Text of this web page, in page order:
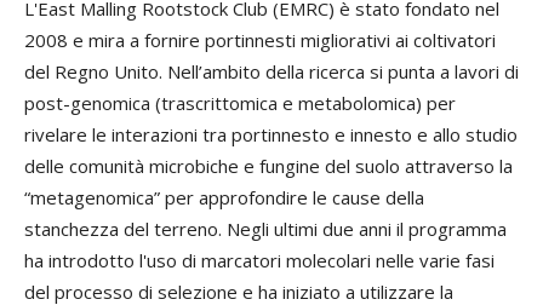
L'East Malling Rootstock Club (EMRC) è stato fondato nel
2008 e mira a fornire portinnesti migliorativi ai coltivatori
del Regno Unito. Nell’ambito della ricerca si punta a lavori di
post-genomica (trascrittomica e metabolomica) per
rivelare le interazioni tra portinnesto e innesto e allo studio
delle comunità microbiche e fungine del suolo attraverso la
“metagenomica” per approfondire le cause della
stanchezza del terreno. Negli ultimi due anni il programma
ha introdotto l'uso di marcatori molecolari nelle varie fasi
del processo di selezione e ha iniziato a utilizzare la